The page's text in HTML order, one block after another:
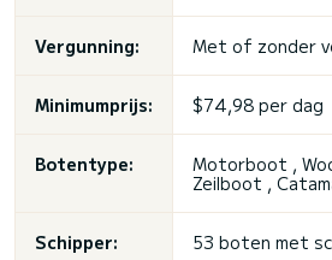
Vergunning: Met of zonder
Minimumprijs: $74,98 per dag
Botentype:
Motorboot ,
Zeilboot ,
Schipper: 53 boten met